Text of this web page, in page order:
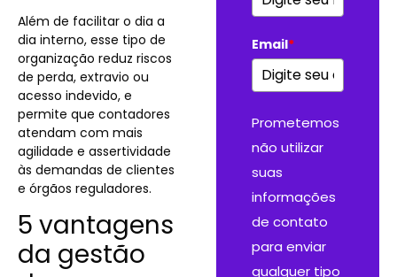
Além de facilitar o dia a
dia interno, esse tipo de
organização reduz riscos
de perda, extravio ou
acesso indevido, e
permite que contadores
atendam com mais
agilidade e assertividade
às demandas de clientes
e órgãos reguladores.
5 vantagens
da gestão
Email*
Prometemos
não utilizar
suas
informações
de contato
para enviar
qualquer tipo